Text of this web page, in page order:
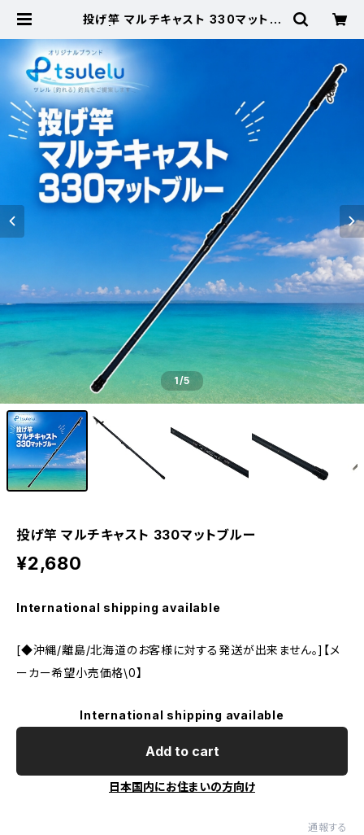
投げ竿 マルチキャスト 330マットブ
1/5
投げ竿 マルチキャスト 330マットブルー
¥2,680
International shipping available
[◆沖縄/離島/北海道のお客様に対する発送が出来ません。]【メ
ーカー希望小売価格\0】
International shipping available
Add to cart
日本国内にお住まいの方向け
通報する